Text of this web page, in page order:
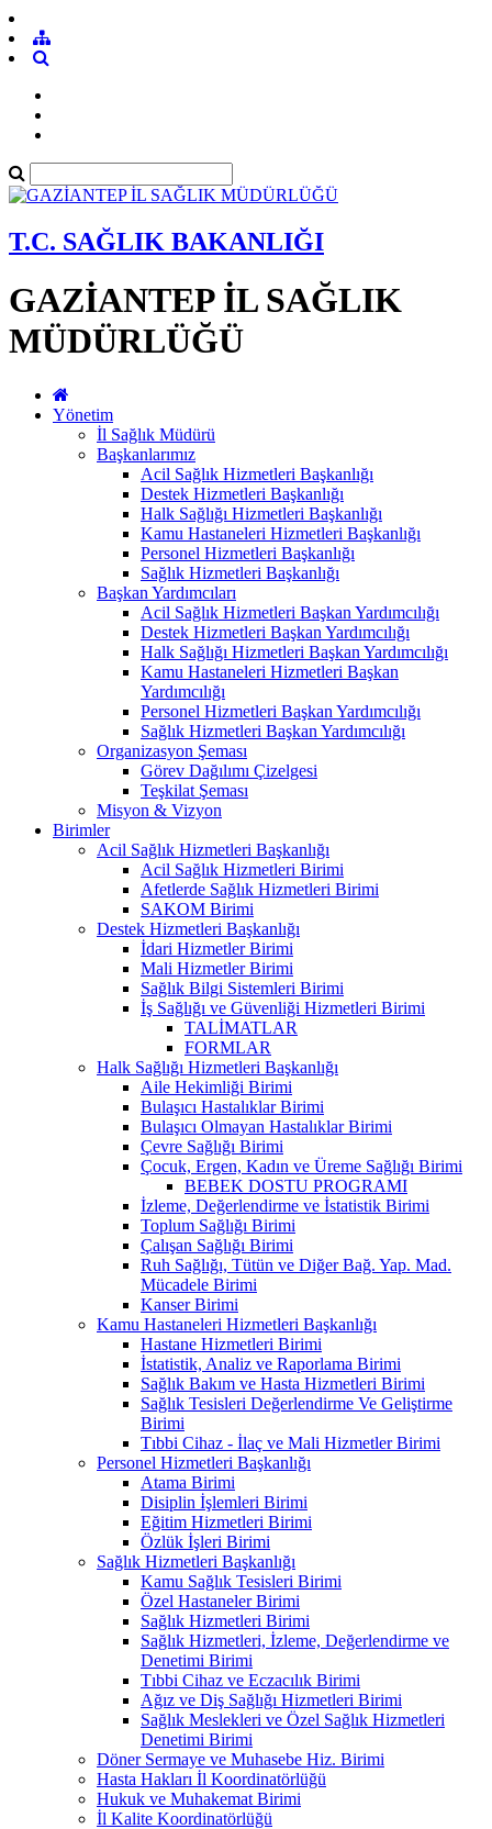
T.C. SAĞLIK BAKANLIĞI
GAZİANTEP İL SAĞLIK
MÜDÜRLÜĞÜ
Yönetim
İl Sağlık Müdürü
Başkanlarımız
Acil Sağlık Hizmetleri Başkanlığı
Destek Hizmetleri Başkanlığı
Halk Sağlığı Hizmetleri Başkanlığı
Kamu Hastaneleri Hizmetleri Başkanlığı
Personel Hizmetleri Başkanlığı
Sağlık Hizmetleri Başkanlığı
Başkan Yardımcıları
Acil Sağlık Hizmetleri Başkan Yardımcılığı
Destek Hizmetleri Başkan Yardımcılığı
Halk Sağlığı Hizmetleri Başkan Yardımcılığı
Kamu Hastaneleri Hizmetleri Başkan
Yardımcılığı
Personel Hizmetleri Başkan Yardımcılığı
Sağlık Hizmetleri Başkan Yardımcılığı
Organizasyon Şeması
Görev Dağılımı Çizelgesi
Teşkilat Şeması
Misyon & Vizyon
Birimler
Acil Sağlık Hizmetleri Başkanlığı
Acil Sağlık Hizmetleri Birimi
Afetlerde Sağlık Hizmetleri Birimi
SAKOM Birimi
Destek Hizmetleri Başkanlığı
İdari Hizmetler Birimi
Mali Hizmetler Birimi
Sağlık Bilgi Sistemleri Birimi
İş Sağlığı ve Güvenliği Hizmetleri Birimi
TALİMATLAR
FORMLAR
Halk Sağlığı Hizmetleri Başkanlığı
Aile Hekimliği Birimi
Bulaşıcı Hastalıklar Birimi
Bulaşıcı Olmayan Hastalıklar Birimi
Çevre Sağlığı Birimi
Çocuk, Ergen, Kadın ve Üreme Sağlığı Birimi
BEBEK DOSTU PROGRAMI
İzleme, Değerlendirme ve İstatistik Birimi
Toplum Sağlığı Birimi
Çalışan Sağlığı Birimi
Ruh Sağlığı, Tütün ve Diğer Bağ. Yap. Mad.
Mücadele Birimi
Kanser Birimi
Kamu Hastaneleri Hizmetleri Başkanlığı
Hastane Hizmetleri Birimi
İstatistik, Analiz ve Raporlama Birimi
Sağlık Bakım ve Hasta Hizmetleri Birimi
Sağlık Tesisleri Değerlendirme Ve Geliştirme
Birimi
Tıbbi Cihaz - İlaç ve Mali Hizmetler Birimi
Personel Hizmetleri Başkanlığı
Atama Birimi
Disiplin İşlemleri Birimi
Eğitim Hizmetleri Birimi
Özlük İşleri Birimi
Sağlık Hizmetleri Başkanlığı
Kamu Sağlık Tesisleri Birimi
Özel Hastaneler Birimi
Sağlık Hizmetleri Birimi
Sağlık Hizmetleri, İzleme, Değerlendirme ve
Denetimi Birimi
Tıbbi Cihaz ve Eczacılık Birimi
Ağız ve Diş Sağlığı Hizmetleri Birimi
Sağlık Meslekleri ve Özel Sağlık Hizmetleri
Denetimi Birimi
Döner Sermaye ve Muhasebe Hiz. Birimi
Hasta Hakları İl Koordinatörlüğü
Hukuk ve Muhakemat Birimi
İl Kalite Koordinatörlüğü